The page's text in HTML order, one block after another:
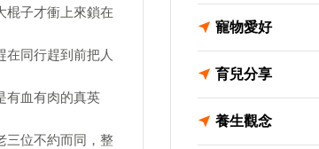
棍子才衝上來鎖在
在同行趕到前把人
有血有肉的真英
三位不約而同，整
寵物愛好
育兒分享
養生觀念